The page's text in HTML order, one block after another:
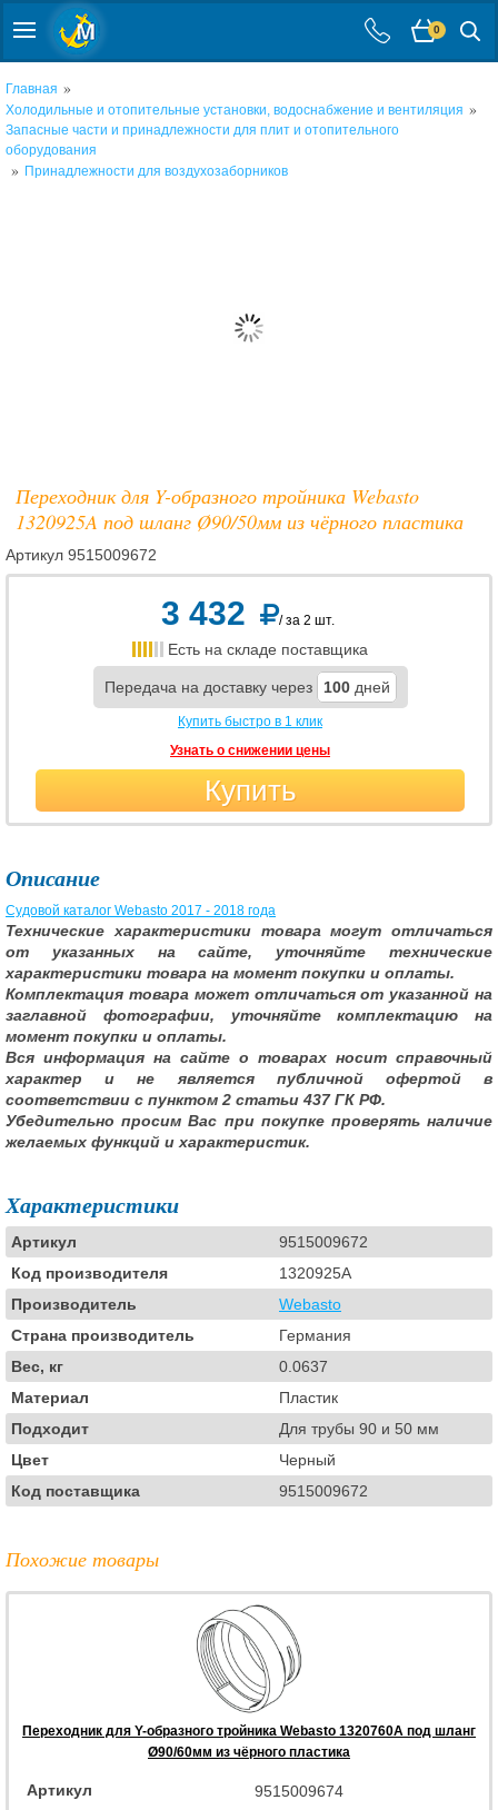
0
Главная »
Холодильные и отопительные установки, водоснабжение и вентиляция »
Запасные части и принадлежности для плит и отопительного
оборудования
» Принадлежности для воздухозаборников
Переходник для Y-образного тройника Webasto
1320925A под шланг Ø90/50мм из чёрного пластика
Артикул 9515009672
3 432 / за 2 шт.
Есть на складе поставщика
Передача на доставку через 100 дней
Купить быстро в 1 клик
Узнать о снижении цены
Купить
Описание
Судовой каталог Webasto 2017 - 2018 года
Технические характеристики товара могут отличаться
от указанных на сайте, уточняйте технические
характеристики товара на момент покупки и оплаты.
Комплектация товара может отличаться от указанной на
заглавной фотографии, уточняйте комплектацию на
момент покупки и оплаты.
Вся информация на сайте о товарах носит справочный
характер и не является публичной офертой в
соответствии с пунктом 2 статьи 437 ГК РФ.
Убедительно просим Вас при покупке проверять наличие
желаемых функций и характеристик.
Характеристики
Артикул
9515009672
Код производителя
1320925A
Производитель
Webasto
Страна производитель
Германия
Вес, кг
0.0637
Материал
Пластик
Подходит
Для трубы 90 и 50 мм
Цвет
Черный
Код поставщика
9515009672
Похожие товары
Переходник для Y-образного тройника Webasto 1320760A под шланг
Ø90/60мм из чёрного пластика
Артикул
9515009674